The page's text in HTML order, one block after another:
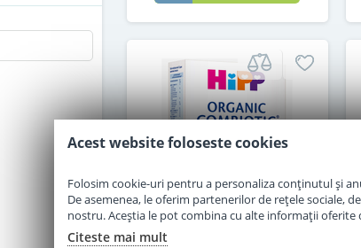
Acest website foloseste cookies
Folosim cookie-uri pentru a personaliza conținutul și
De asemenea, le oferim partenerilor de rețele sociale,
nostru. Aceștia le pot combina cu alte informații oferite
Citeste mai mult